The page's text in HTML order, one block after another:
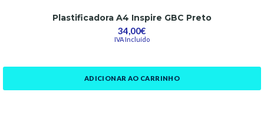
Plastificadora A4 Inspire GBC Preto
34,00€
IVA Incluído
ADICIONAR AO CARRINHO